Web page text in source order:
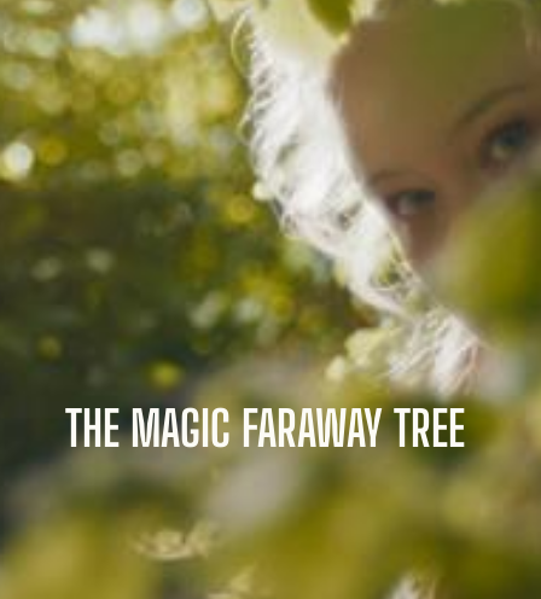
THE MAGIC FARAWAY TREE